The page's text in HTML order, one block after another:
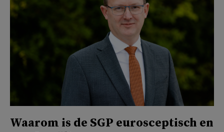
Waarom is de SGP eurosceptisch en